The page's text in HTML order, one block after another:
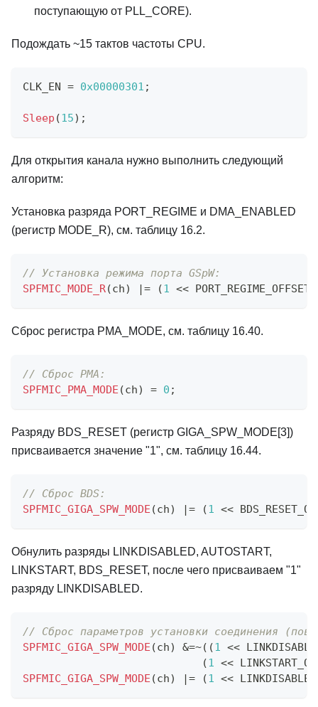
поступающую от PLL_CORE).
Подождать ~15 тактов частоты CPU.
CLK_EN = 0x00000301 ;
Sleep (15) ;
Для открытия канала нужно выполнить следующий
алгоритм:
Установка разряда PORT_REGIME и DMA_ENABLED
(регистр MODE_R), см. таблицу 16.2.
// Установка режима порта GSpW:
SPFMIC_MODE_R(ch) |= (1 << PORT_REGIME_OFFSET
Сброс регистра PMA_MODE, см. таблицу 16.40.
// Сброс PMA:
SPFMIC_PMA_MODE (ch) = 0 ;
Разряду BDS_RESET (регистр GIGA_SPW_MODE[3])
присваивается значение "1", см. таблицу 16.44.
// Cброс BDS:
SPFMIC_GIGA_SPW_MODE (ch) |= (1 <<
Обнулить разряды LINKDISABLED, AUTOSTART,
LINKSTART, BDS_RESET, после чего присваиваем "1"
разряду LINKDISABLED.
// Cброс параметров установки соединения
SPFMIC_GIGA_SPW_MODE (ch) &=~( (1 <<
(1 <<
SPFMIC_GIGA_SPW_MODE (ch) |= (1 <<